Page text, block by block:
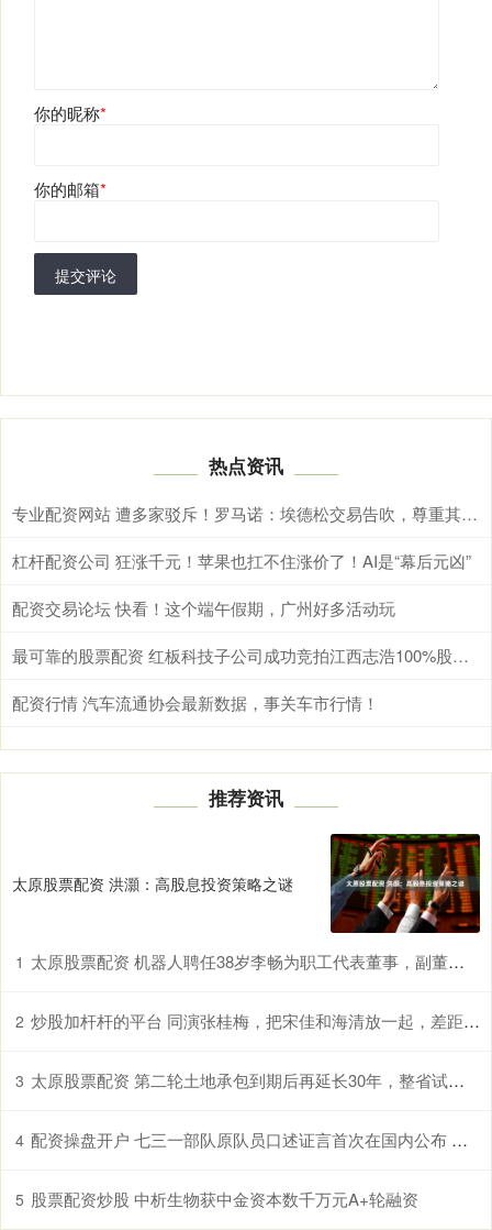
你的昵称*
你的邮箱*
提交评论
热点资讯
专业配资网站 遭多家驳斥！罗马诺：埃德松交易告吹，尊重其他人但我有独家消息
杠杆配资公司 狂涨千元！苹果也扛不住涨价了！AI是“幕后元凶”
配资交易论坛 快看！这个端午假期，广州好多活动玩
最可靠的股票配资 红板科技子公司成功竞拍江西志浩100%股权 利于快速扩充公司PCB产能
配资行情 汽车流通协会最新数据，事关车市行情！
推荐资讯
太原股票配资 洪灝：高股息投资策略之谜
1 太原股票配资 机器人聘任38岁李畅为职工代表董事，副董事长张进年薪最高170万，副总裁（副总经理）高强薪酬最低为87万
2 炒股加杆杆的平台 同演张桂梅，把宋佳和海清放一起，差距就出来了，没对比就没伤害
3 太原股票配资 第二轮土地承包到期后再延长30年，整省试点范围已扩至7省份
4 配资操盘开户 七三一部队原队员口述证言首次在国内公布 七三一部队细菌战背后的国家犯罪
5 股票配资炒股 中析生物获中金资本数千万元A+轮融资